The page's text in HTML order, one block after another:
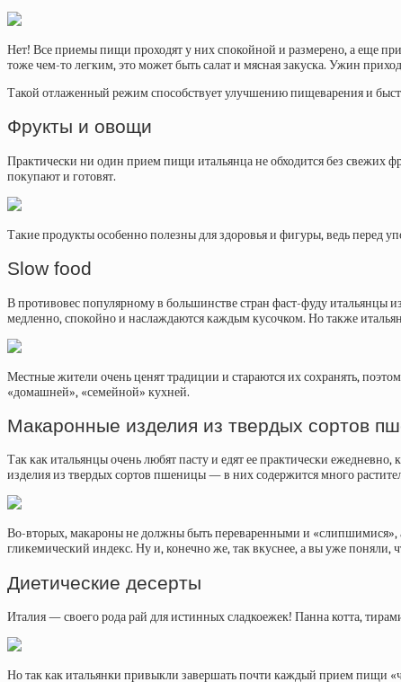
Нет! Все приемы пищи проходят у них спокойной и размерено, а еще
тоже чем-то легким, это может быть салат и мясная закуска. Ужин
Такой отлаженный режим способствует улучшению пищеварения и
Фрукты и овощи
Практически ни один прием пищи итальянца не обходится без свежих
покупают и готовят.
Такие продукты особенно полезны для здоровья и фигуры, ведь перед
Slow food
В противовес популярному в большинстве стран фаст-фуду итальянцы
медленно, спокойно и наслаждаются каждым кусочком. Но также
Местные жители очень ценят традиции и стараются их сохранять,
«домашней», «семейной» кухней.
Макаронные изделия из твердых сортов
Так как итальянцы очень любят пасту и едят ее практически
изделия из твердых сортов пшеницы — в них содержится много
Во-вторых, макароны не должны быть переваренными и «слипшимися»,
гликемический индекс. Ну и, конечно же, так вкуснее, а вы уже поняли,
Диетические десерты
Италия — своего рода рай для истинных сладкоежек! Панна котта,
Но так как итальянки привыкли завершать почти каждый прием пищи